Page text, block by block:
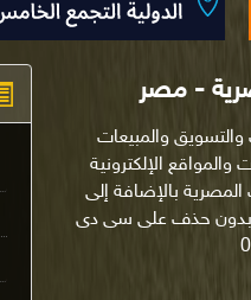
- مصر
والتسويق والمبيعات
ينفرد بالإيميلات والمواقع الإلكترونية
المصرية بالإضافة إلى
بدون حذف على سى دى